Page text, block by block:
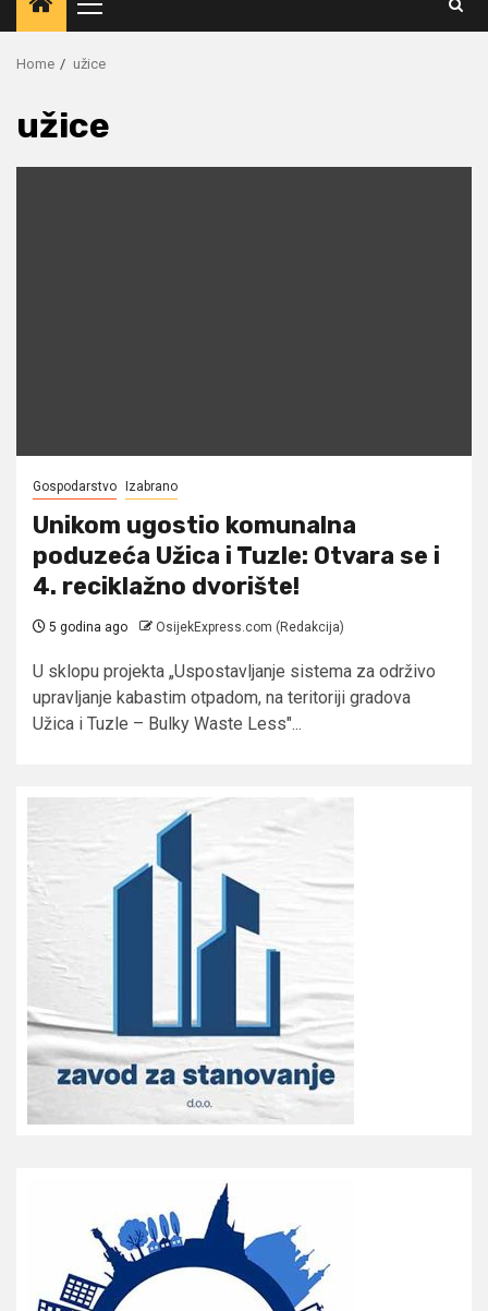
Primary
Menu
Home užice
užice
Gospodarstvo Izabrano
Unikom ugostio komunalna
poduzeća Užica i Tuzle: Otvara se i
4. reciklažno dvorište!
5 godina ago OsijekExpress.com (Redakcija)
U sklopu projekta „Uspostavljanje sistema za održivo
upravljanje kabastim otpadom, na teritoriji gradova
Užica i Tuzle – Bulky Waste Less"...